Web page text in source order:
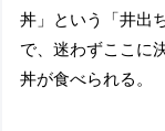
丼」という「井出
で、迷わずここに
丼が食べられる。